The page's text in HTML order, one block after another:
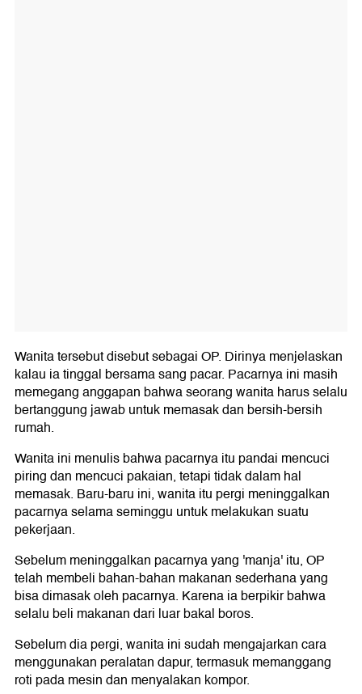
Wanita tersebut disebut sebagai OP. Dirinya menjelaskan
kalau ia tinggal bersama sang pacar. Pacarnya ini masih
memegang anggapan bahwa seorang wanita harus selalu
bertanggung jawab untuk memasak dan bersih-bersih
rumah.
Wanita ini menulis bahwa pacarnya itu pandai mencuci
piring dan mencuci pakaian, tetapi tidak dalam hal
memasak. Baru-baru ini, wanita itu pergi meninggalkan
pacarnya selama seminggu untuk melakukan suatu
pekerjaan.
Sebelum meninggalkan pacarnya yang 'manja' itu, OP
telah membeli bahan-bahan makanan sederhana yang
bisa dimasak oleh pacarnya. Karena ia berpikir bahwa
selalu beli makanan dari luar bakal boros.
Sebelum dia pergi, wanita ini sudah mengajarkan cara
menggunakan peralatan dapur, termasuk memanggang
roti pada mesin dan menyalakan kompor.